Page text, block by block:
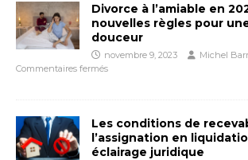
Divorce à l’amiable en
nouvelles règles pour
douceur
novembre 9, 2023
Michel
Commentaires fermés
Les conditions de
l’assignation en
éclairage juridique